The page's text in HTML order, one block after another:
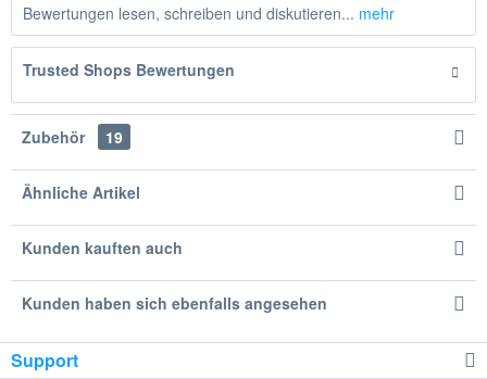
Bewertungen lesen, schreiben und diskutieren... mehr
Trusted Shops Bewertungen
Zubehör 19
Ähnliche Artikel
Kunden kauften auch
Kunden haben sich ebenfalls angesehen
Support